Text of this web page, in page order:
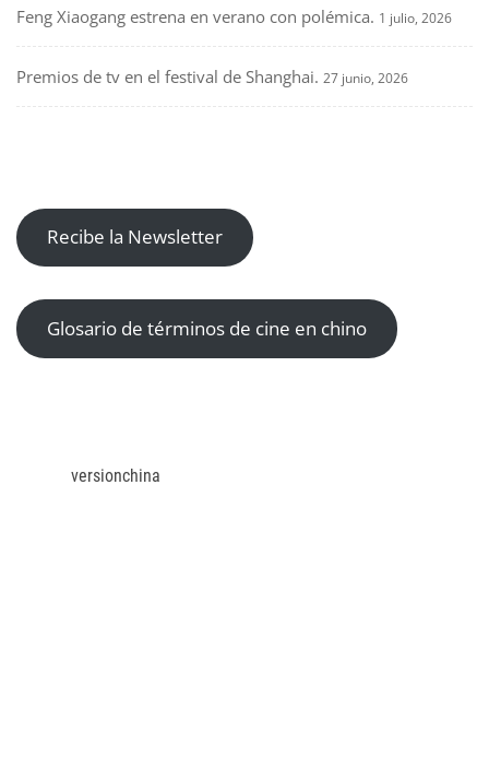
Feng Xiaogang estrena en verano con polémica. 1 julio, 2026
Premios de tv en el festival de Shanghai. 27 junio, 2026
Recibe la Newsletter
Glosario de términos de cine en chino
versionchina